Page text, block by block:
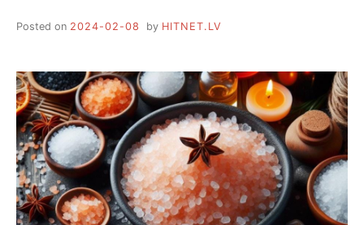
Posted on 2024-02-08 by HITNET.LV